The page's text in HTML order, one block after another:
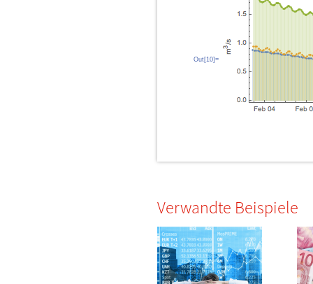
Out[10]=
Verwandte Beispiele